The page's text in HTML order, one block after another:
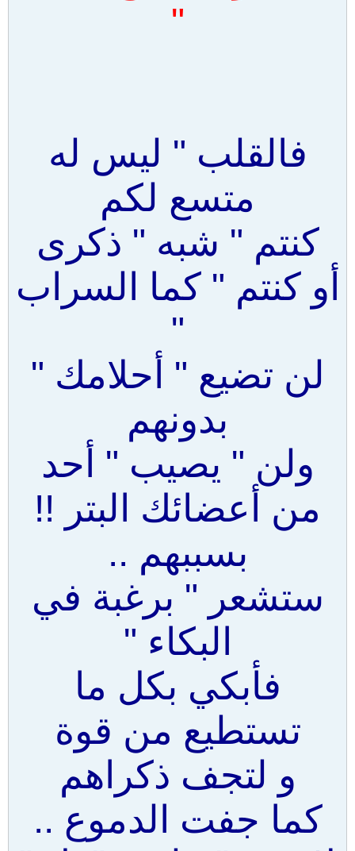
"
فالقلب " ليس له
متسع لكم
كنتم " شبه " ذكرى
أو كنتم " كما السراب
"
لن تضيع " أحلامك "
بدونهم
ولن " يصيب " أحد
من أعضائك البتر !!
بسببهم ..
ستشعر " برغبة في
البكاء "
فأبكي بكل ما
تستطيع من قوة
و لتجف ذكراهم
كما جفت الدموع ..